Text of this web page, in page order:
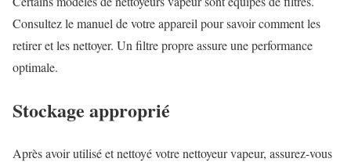
Consultez le manuel de votre appareil pour savoir comment les
retirer et les nettoyer. Un filtre propre assure une performance
optimale.
Stockage approprié
Après avoir utilisé et nettoyé votre nettoyeur vapeur, assurez-vous